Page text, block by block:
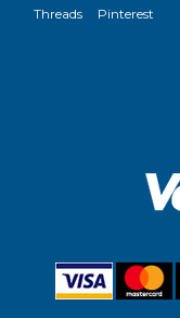
Threads Pinterest